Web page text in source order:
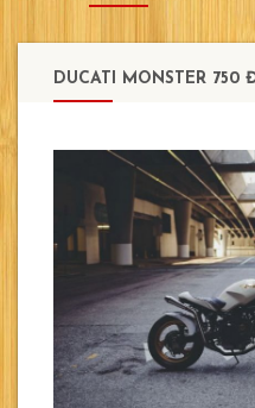
DUCATI MONSTER 750